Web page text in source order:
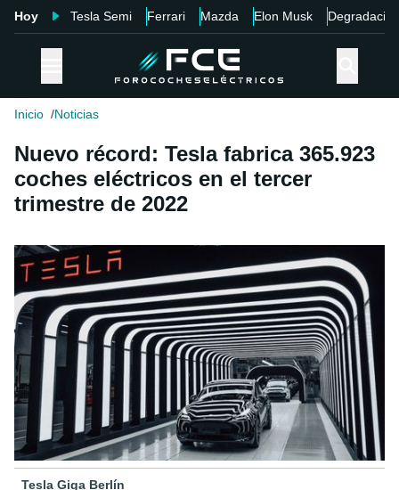
Hoy Tesla Semi Ferrari Mazda Elon Musk Degradación
Inicio Noticias
Nuevo récord: Tesla fabrica 365.923
coches eléctricos en el tercer
trimestre de 2022
Tesla Giga Berlín